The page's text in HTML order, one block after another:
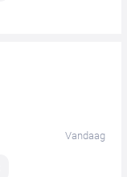
Vandaag